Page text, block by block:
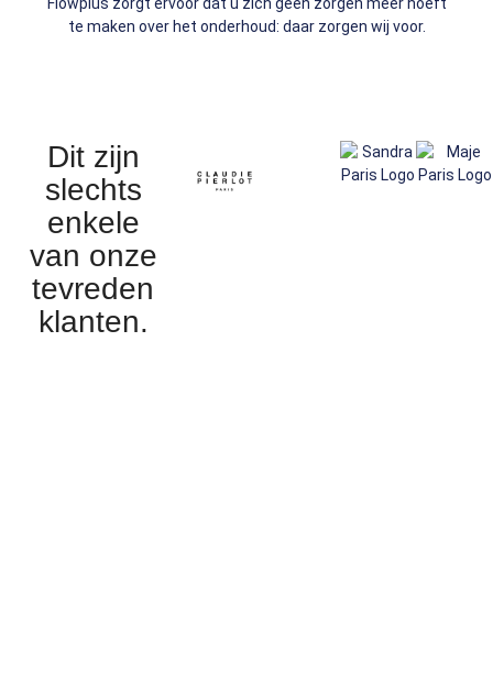
te maken over het onderhoud: daar zorgen wij voor.
Dit zijn
slechts
enkele
van onze
tevreden
klanten.